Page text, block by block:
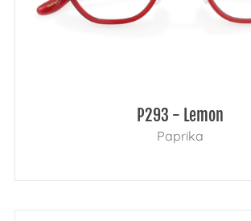
P293 - Lemon
Paprika